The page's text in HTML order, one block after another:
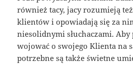
również tacy, jacy rozumieją
klientów i opowiadają się za
niesolidnymi słuchaczami.
wojować o swojego Klienta na
potrzebne są także świetne